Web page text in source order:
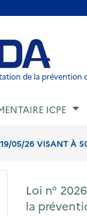
de page
de la
ICPE
05/26 VISANT À
Loi n°
la